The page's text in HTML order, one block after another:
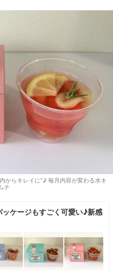
からキレイに”♪ 毎月内容が変わる水キ
チ
ッケージもすごく可愛い♪新感